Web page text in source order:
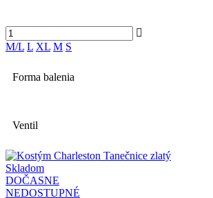
M/L L XL M S
Forma balenia
Ventil
Skladom
DOČASNE
NEDOSTUPNÉ